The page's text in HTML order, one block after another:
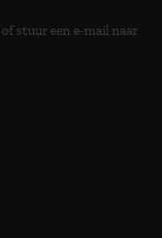
of stuur een e-mail naar